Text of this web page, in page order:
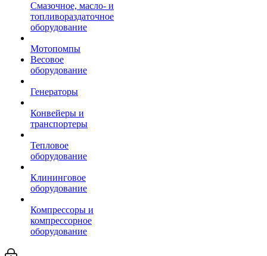
Смазочное, масло- и
топливораздаточное
оборудование
Мотопомпы
Весовое
оборудование
Генераторы
Конвейеры и
транспортеры
Тепловое
оборудование
Клининговое
оборудование
Компрессоры и
компрессорное
оборудование